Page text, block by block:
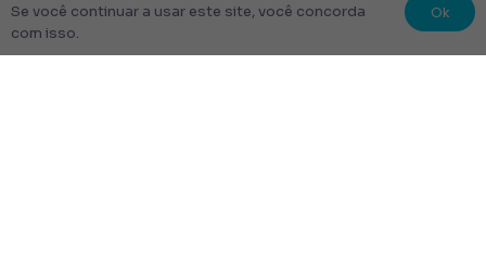
Se você continuar a usar este site, você concorda
com isso.
Ok